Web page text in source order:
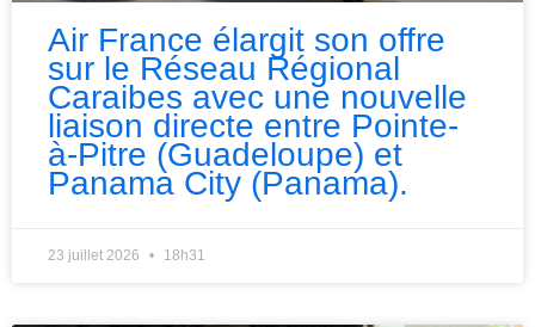
Air France élargit son offre
sur le Réseau Régional
Caraibes avec une nouvelle
liaison directe entre Pointe-
à-Pitre (Guadeloupe) et
Panama City (Panama).
23 juillet 2026 18h31